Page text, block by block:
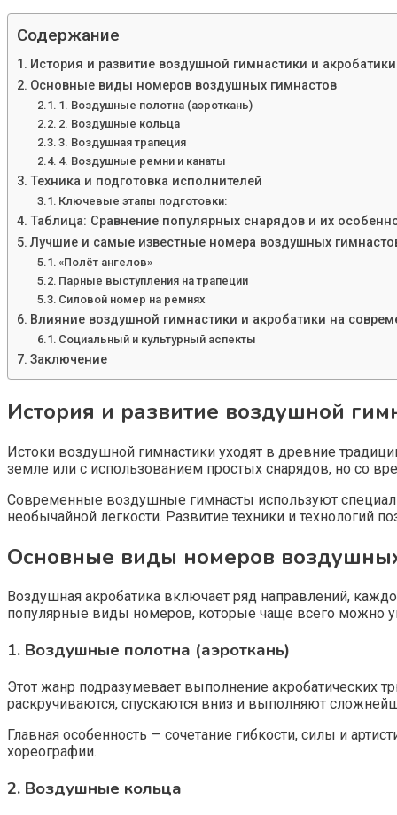
Содержание
История и развитие воздушной гимнастики и акробатики
Основные виды номеров воздушных гимнастов
1. Воздушные полотна (аэроткань)
2. Воздушные кольца
3. Воздушная трапеция
4. Воздушные ремни и канаты
Техника и подготовка исполнителей
Ключевые этапы подготовки:
Таблица: Сравнение популярных снарядов и их
Лучшие и самые известные номера воздушных
«Полёт ангелов»
Парные выступления на трапеции
Силовой номер на ремнях
Влияние воздушной гимнастики и акробатики на
Социальный и культурный аспекты
Заключение
История и развитие воздушной
Истоки воздушной гимнастики уходят в древние
земле или с использованием простых снарядов, но со
Современные воздушные гимнасты используют
необычайной легкости. Развитие техники и
Основные виды номеров
Воздушная акробатика включает ряд направлений,
популярные виды номеров, которые чаще всего можно
1. Воздушные полотна (аэроткань)
Этот жанр подразумевает выполнение акробатических
раскручиваются, спускаются вниз и выполняют
Главная особенность — сочетание гибкости, силы и
хореографии.
2. Воздушные кольца